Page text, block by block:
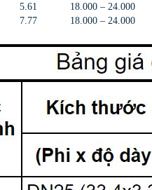
5.61
18.000 – 24.000
7.77 18.000 – 24.000